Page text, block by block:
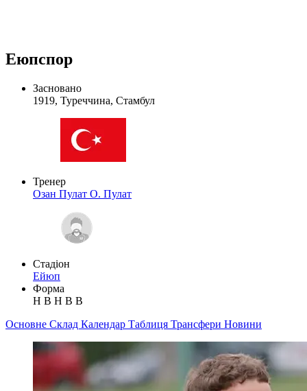
Еюпспор
Засновано
1919, Туреччина, Стамбул
Тренер
Озан Пулат О. Пулат
Стадіон
Ейюп
Форма
Н В Н В В
Основне Склад Календар Таблиця Трансфери Новини